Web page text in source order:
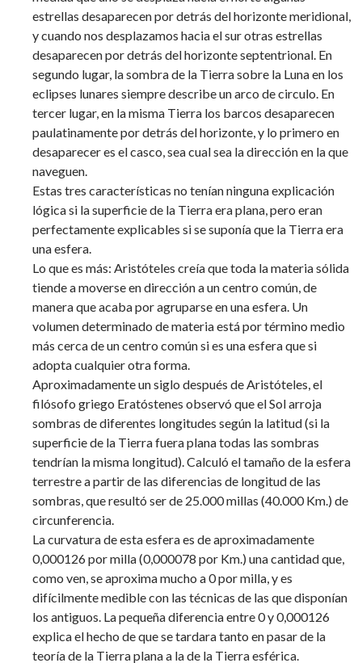
estrellas desaparecen por detrás del horizonte meridional,
y cuando nos desplazamos hacia el sur otras estrellas
desaparecen por detrás del horizonte septentrional. En
segundo lugar, la sombra de la Tierra sobre la Luna en los
eclipses lunares siempre describe un arco de circulo. En
tercer lugar, en la misma Tierra los barcos desaparecen
paulatinamente por detrás del horizonte, y lo primero en
desaparecer es el casco, sea cual sea la dirección en la que
naveguen.
Estas tres características no tenían ninguna explicación
lógica si la superficie de la Tierra era plana, pero eran
perfectamente explicables si se suponía que la Tierra era
una esfera.
Lo que es más: Aristóteles creía que toda la materia sólida
tiende a moverse en dirección a un centro común, de
manera que acaba por agruparse en una esfera. Un
volumen determinado de materia está por término medio
más cerca de un centro común si es una esfera que si
adopta cualquier otra forma.
Aproximadamente un siglo después de Aristóteles, el
filósofo griego Eratóstenes observó que el Sol arroja
sombras de diferentes longitudes según la latitud (si la
superficie de la Tierra fuera plana todas las sombras
tendrían la misma longitud). Calculó el tamaño de la esfera
terrestre a partir de las diferencias de longitud de las
sombras, que resultó ser de 25.000 millas (40.000 Km.) de
circunferencia.
La curvatura de esta esfera es de aproximadamente
0,000126 por milla (0,000078 por Km.) una cantidad que,
como ven, se aproxima mucho a 0 por milla, y es
difícilmente medible con las técnicas de las que disponían
los antiguos. La pequeña diferencia entre 0 y 0,000126
explica el hecho de que se tardara tanto en pasar de la
teoría de la Tierra plana a la de la Tierra esférica.